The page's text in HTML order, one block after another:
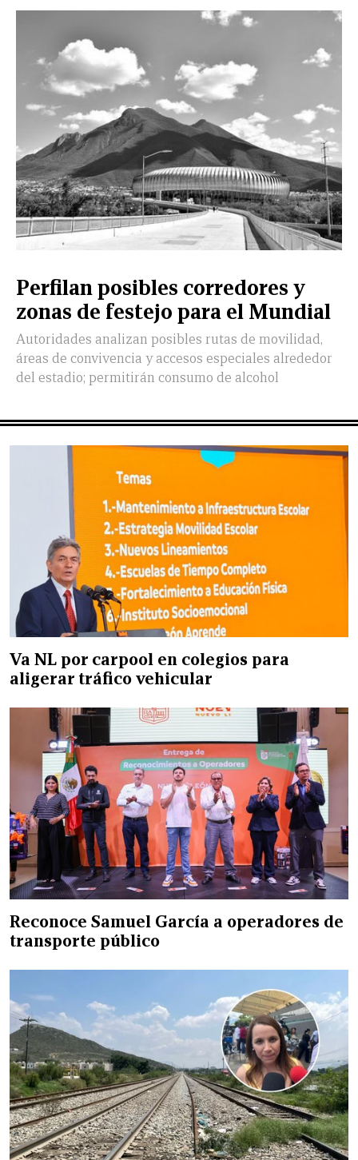
Perfilan posibles corredores y
zonas de festejo para el Mundial
Autoridades analizan posibles rutas de movilidad,
áreas de convivencia y accesos especiales alrededor
del estadio; permitirán consumo de alcohol
Va NL por carpool en colegios para
aligerar tráfico vehicular
Reconoce Samuel García a operadores de
transporte público